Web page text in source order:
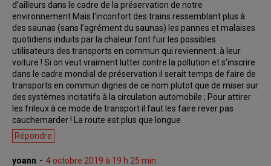
d’ailleurs dans le cadre de la préservation de notre
environnement Mais l’inconfort des trains ressemblant plus à
des saunas (sans l’agrément du saunas) les pannes et malaises
quotidiens induits par la chaleur font fuir les possibles
utilisateurs des transports en commun qui reviennent..à leur
voiture ! Si on veut vraiment lutter contre la pollution et s’inscrire
dans le cadre mondial de préservation il serait temps de faire de
transports en commun dignes de ce nom plutot que de miser sur
des systèmes incitatifs à la circulation automobile ; Pour attirer
les frileux à ce mode de transport il faut les faire rever pas
cauchemarder ! La route est plus que longue
Répondre
yoann
4 octobre 2019 à 19 h 25 min